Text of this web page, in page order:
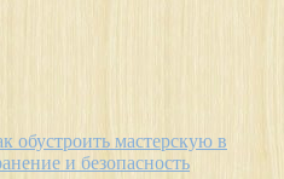
обустроить мастерскую в
и безопасность